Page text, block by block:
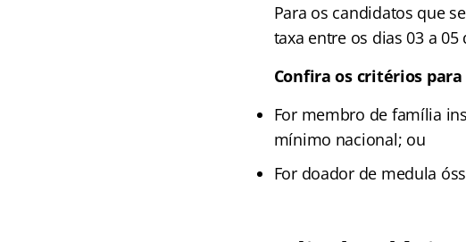
Para os candidatos que
taxa entre os dias 03 a
Confira os critérios
For membro de família
mínimo nacional; ou
For doador de medula